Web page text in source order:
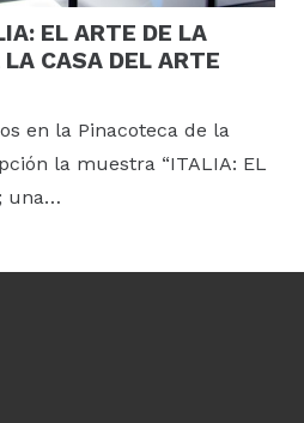
EL ARTE DE LA
CASA DEL ARTE
en la Pinacoteca de la
la muestra “ITALIA: EL
una…